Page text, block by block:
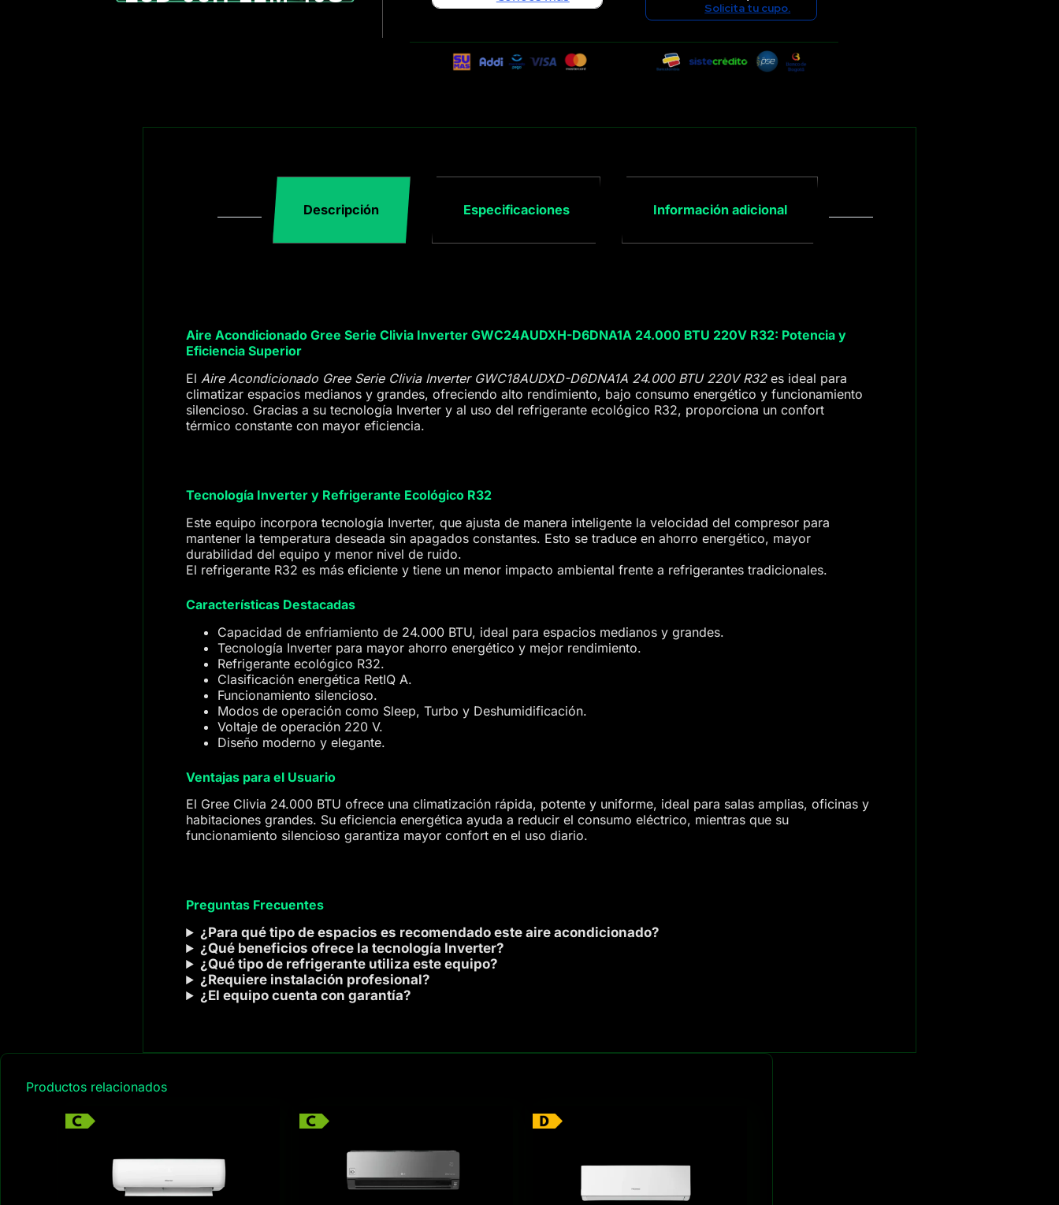
Solicita tu cupo.
Descripción Especificaciones Información adicional
Aire Acondicionado Gree Serie Clivia Inverter GWC24AUDXH-D6DNA1A 24.000 BTU 220V R32: Potencia y
Eficiencia Superior
El Aire Acondicionado Gree Serie Clivia Inverter GWC18AUDXD-D6DNA1A 24.000 BTU 220V R32es ideal para
climatizar espacios medianos y grandes, ofreciendo alto rendimiento, bajo consumo energético y funcionamiento
silencioso. Gracias a su tecnología Inverter y al uso del refrigerante ecológico R32, proporciona un confort
térmico constante con mayor eficiencia.
Tecnología Inverter y Refrigerante Ecológico R32
Este equipo incorpora tecnología Inverter, que ajusta de manera inteligente la velocidad del compresor para
mantener la temperatura deseada sin apagados constantes. Esto se traduce en ahorro energético, mayor
durabilidad del equipo y menor nivel de ruido.
El refrigerante R32 es más eficiente y tiene un menor impacto ambiental frente a refrigerantes tradicionales.
Características Destacadas
Capacidad de enfriamiento de 24.000 BTU, ideal para espacios medianos y grandes.
Tecnología Inverter para mayor ahorro energético y mejor rendimiento.
Refrigerante ecológico R32.
Clasificación energética RetIQ A.
Funcionamiento silencioso.
Modos de operación como Sleep, Turbo y Deshumidificación.
Voltaje de operación 220 V.
Diseño moderno y elegante.
Ventajas para el Usuario
El Gree Clivia 24.000 BTU ofrece una climatización rápida, potente y uniforme, ideal para salas amplias, oficinas y
habitaciones grandes. Su eficiencia energética ayuda a reducir el consumo eléctrico, mientras que su
funcionamiento silencioso garantiza mayor confort en el uso diario.
Preguntas Frecuentes
¿Para qué tipo de espacios es recomendado este aire acondicionado?
¿Qué beneficios ofrece la tecnología Inverter?
¿Qué tipo de refrigerante utiliza este equipo?
¿Requiere instalación profesional?
¿El equipo cuenta con garantía?
Productos relacionados